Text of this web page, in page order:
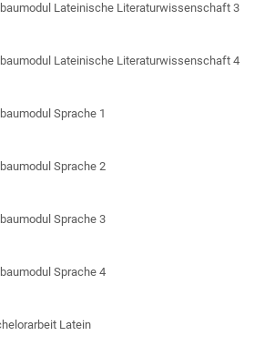
Lateinische Literaturwissenschaft 3
Lateinische Literaturwissenschaft 4
Sprache 1
Sprache 2
Sprache 3
Sprache 4
Latein